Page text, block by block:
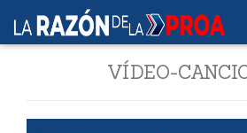
VÍDEO-